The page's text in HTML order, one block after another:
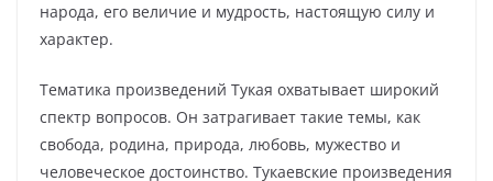
народа, его величие и мудрость, настоящую силу и
характер.
Тематика произведений Тукая охватывает широкий
спектр вопросов. Он затрагивает такие темы, как
свобода, родина, природа, любовь, мужество и
человеческое достоинство. Тукаевские произведения